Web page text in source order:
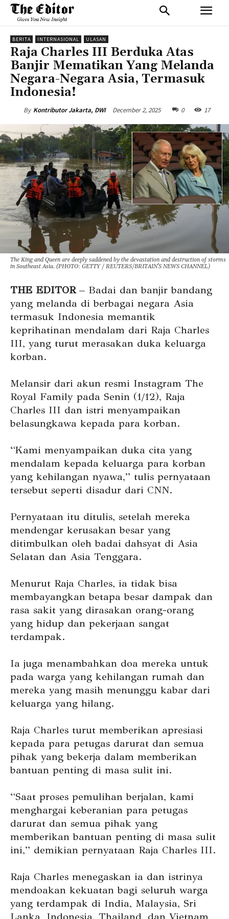
BERITA INTERNASIONAL ULASAN
Raja Charles III Berduka Atas
Banjir Mematikan Yang Melanda
Negara-Negara Asia, Termasuk
Indonesia!
By Kontributor Jakarta, DWI December 2, 2025 0 17
The King and Queen are deeply saddened by the devastation and destruction of storms
in Southeast Asia. (PHOTO: GETTY / REUTERS/BRITAIN’S NEWS CHANNEL)
THE EDITOR– Badai dan banjir bandang
yang melanda di berbagai negara Asia
termasuk Indonesia memantik
keprihatinan mendalam dari Raja Charles
III, yang turut merasakan duka keluarga
korban.
Melansir dari akun resmi Instagram The
Royal Family pada Senin (1/12), Raja
Charles III dan istri menyampaikan
belasungkawa kepada para korban.
“Kami menyampaikan duka cita yang
mendalam kepada keluarga para korban
yang kehilangan nyawa,” tulis pernyataan
tersebut seperti disadur dari CNN.
Pernyataan itu ditulis, setelah mereka
mendengar kerusakan besar yang
ditimbulkan oleh badai dahsyat di Asia
Selatan dan Asia Tenggara.
Menurut Raja Charles, ia tidak bisa
membayangkan betapa besar dampak dan
rasa sakit yang dirasakan orang-orang
yang hidup dan pekerjaan sangat
terdampak.
Ia juga menambahkan doa mereka untuk
pada warga yang kehilangan rumah dan
mereka yang masih menunggu kabar dari
keluarga yang hilang.
Raja Charles turut memberikan apresiasi
kepada para petugas darurat dan semua
pihak yang bekerja dalam memberikan
bantuan penting di masa sulit ini.
“Saat proses pemulihan berjalan, kami
menghargai keberanian para petugas
darurat dan semua pihak yang
memberikan bantuan penting di masa sulit
ini,” demikian pernyataan Raja Charles III.
Raja Charles menegaskan ia dan istrinya
mendoakan kekuatan bagi seluruh warga
yang terdampak di India, Malaysia, Sri